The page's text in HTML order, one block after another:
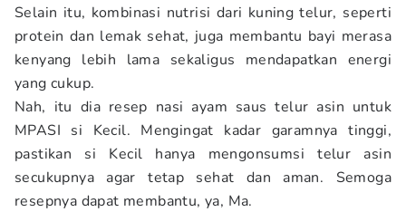
Selain itu, kombinasi nutrisi dari kuning telur, seperti
protein dan lemak sehat, juga membantu bayi merasa
kenyang lebih lama sekaligus mendapatkan energi
yang cukup.
Nah, itu dia resep nasi ayam saus telur asin untuk
MPASI si Kecil. Mengingat kadar garamnya tinggi,
pastikan si Kecil hanya mengonsumsi telur asin
secukupnya agar tetap sehat dan aman. Semoga
resepnya dapat membantu, ya, Ma.